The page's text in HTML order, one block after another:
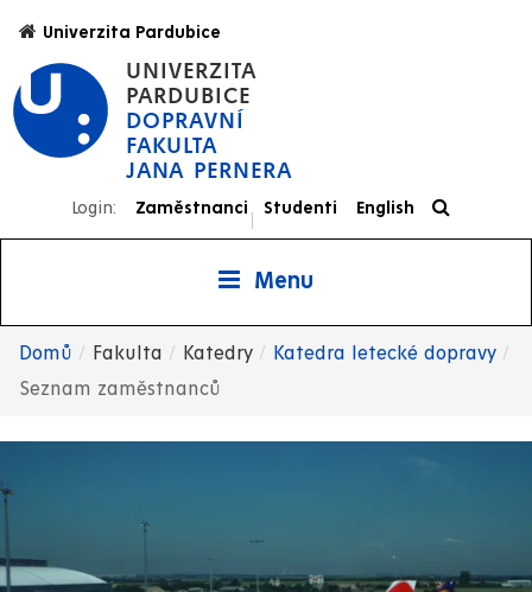
hlavnímu
obsahu
UNIVERZITA
PARDUBICE
DOPRAVNÍ
FAKULTA
JANA PERNERA
Univerzita Pardubice
Login: Zaměstnanci
|
Studenti English
Menu
Drobečková
navigace
Domů Fakulta Katedry
Katedra letecké dopravy
Seznam zaměstnanců